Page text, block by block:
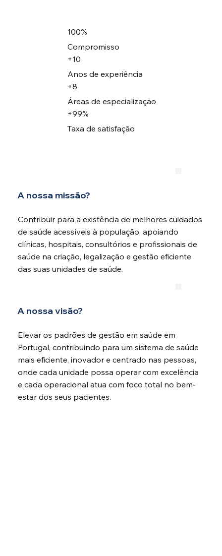
100%
Compromisso
+10
Anos de experiência
+8
Áreas de especialização
+99%
Taxa de satisfação
A nossa missão?
Contribuir para a existência de melhores cuidados
de saúde acessíveis à população, apoiando
clínicas, hospitais, consultórios e profissionais de
saúde na criação, legalização e gestão eficiente
das suas unidades de saúde.
A nossa visão?
Elevar os padrões de gestão em saúde em
Portugal, contribuindo para um sistema de saúde
mais eficiente, inovador e centrado nas pessoas,
onde cada unidade possa operar com excelência
e cada operacional atua com foco total no bem-
estar dos seus pacientes.